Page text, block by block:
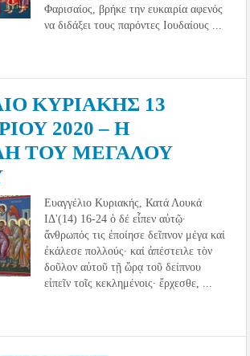
Φαρισαίος, βρήκε την ευκαιρία αφενός
να διδάξει τους παρόντες Ιουδαίους ...
ΚΥΡΙΑΚΗΣ 13
2020 – Η
ΤΟΥ ΜΕΓΑΛΟΥ
Ευαγγέλιο Κυριακής, Κατά Λουκά
ΙΔ'(14) 16-24 ὁ δέ εἶπεν αὐτῷ·
ἄνθρωπός τις ἐποίησε δεῖπνον μέγα καί
ἐκάλεσε πολλούς· καί ἀπέστειλε τὸν
δοῦλον αὐτοῦ τῇ ὥρᾳ τοῦ δείπνου
εἰπεῖν τοῖς κεκλημένοις· ἔρχεσθε, ...